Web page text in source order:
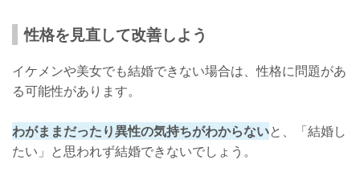
性格を見直して改善しよう
イケメンや美女でも結婚できない場合は、性格に問題があ
る可能性があります。
わがままだったり異性の気持ちがわからないと、「結婚し
たい」と思われず結婚できないでしょう。